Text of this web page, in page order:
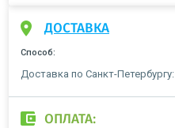
ДОСТАВКА
Способ:
Доставка по Санкт-Петербургу:
ОПЛАТА: